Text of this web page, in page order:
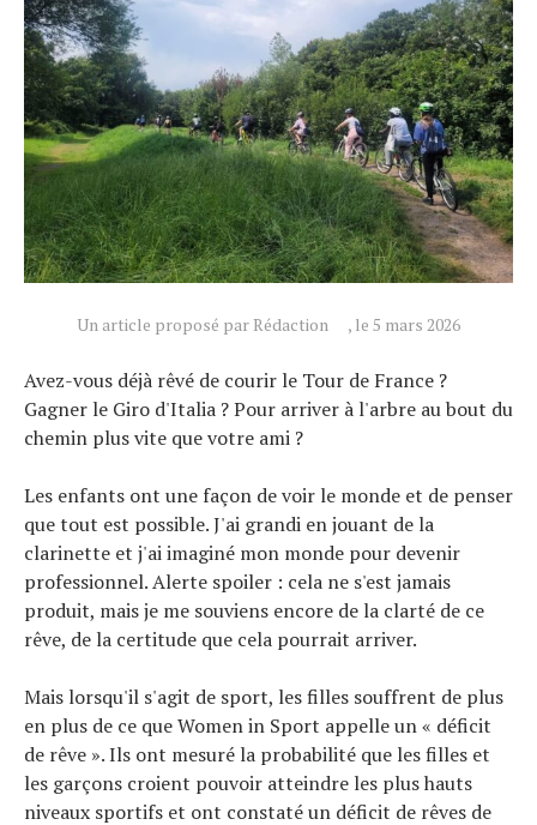
Un article proposé par Rédaction , le 5 mars 2026
Avez-vous déjà rêvé de courir le Tour de France ?
Gagner le Giro d'Italia ? Pour arriver à l'arbre au bout du
chemin plus vite que votre ami ?
Les enfants ont une façon de voir le monde et de penser
que tout est possible. J'ai grandi en jouant de la
clarinette et j'ai imaginé mon monde pour devenir
professionnel. Alerte spoiler : cela ne s'est jamais
produit, mais je me souviens encore de la clarté de ce
rêve, de la certitude que cela pourrait arriver.
Mais lorsqu'il s'agit de sport, les filles souffrent de plus
en plus de ce que Women in Sport appelle un « déficit
de rêve ». Ils ont mesuré la probabilité que les filles et
les garçons croient pouvoir atteindre les plus hauts
niveaux sportifs et ont constaté un déficit de rêves de